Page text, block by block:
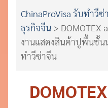
ChinaProVisa รับทำวี
ธุรกิจจีน> DOMOTEX
งานแสดงสินค้าปูพื้นชั้น
ทำวีซ่าจีน